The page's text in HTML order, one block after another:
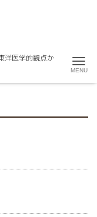
洋医学的観点か